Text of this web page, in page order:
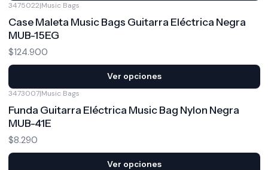
3475022|Music Bags
Case Maleta Music Bags Guitarra Eléctrica Negra
MUB-15EG
$124.900
Ver opciones
3473007|Music Bags
Funda Guitarra Eléctrica Music Bag Nylon Negra
MUB-41E
$8.290
Ver opciones